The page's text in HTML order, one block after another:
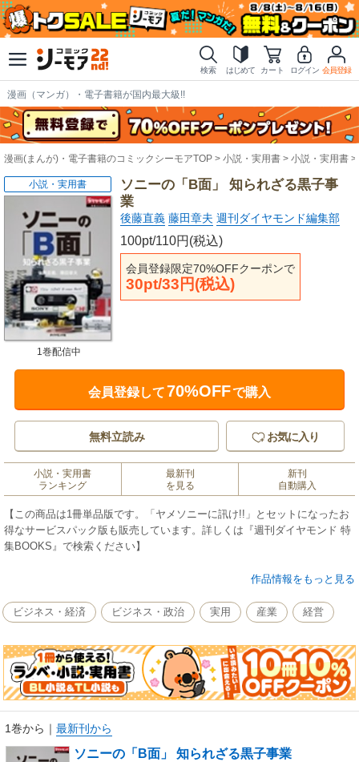
検索 はじめて カート ログイン 会員登録
漫画（マンガ）・電子書籍が国内最大級!!
漫画(まんが)・電子書籍のコミックシーモアTOP 小説・実用書 小説・実用書
ソニーの「B面」 知られざる黒子事
業
後藤直義 藤田章夫 週刊ダイヤモンド編集部
100pt/110円(税込)
会員登録限定70%OFFクーポンで
30pt/33円(税込)
小説・実用書
1巻配信中
会員登録して70%OFFで購入
無料立読み お気に入り
小説・実用書
ランキング
最新刊
を見る
新刊
自動購入
【この商品は1冊単品版です。「ヤメソニーに訊け!!」とセットになったお
得なサービスパック版も販売しています。詳しくは『週刊ダイヤモンド 特
集BOOKS』で検索ください】
がある。
それは、プロフェッショナル向けの商品群だ。
イラク南部で自衛隊を守る監視システム、通称「千里眼」、
iPhoneにも搭載される電子の眼（イメージセンサー）、
テレビ局用の放送機材や、半導体、リチウム電池･･･。
「週刊ダイヤモンド」（2011年7月30日号）の第二特集で
「ソニーの『B面』 知られざる黒子事業」を掲載。
普段、一般の消費者が接することの無い技術、製品から
作品情報をもっと見る
ビジネス・経済 ビジネス・政治 実用 産業 経営
1巻から ｜ 最新刊から
ソニーの「B面」 知られざる黒子事業